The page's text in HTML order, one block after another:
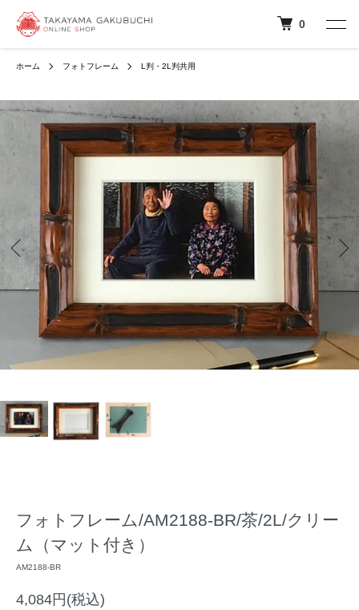
0
ホーム フォトフレーム L判・2L判共用
フォトフレーム/AM2188-BR/茶/2L/クリー
ム（マット付き）
AM2188-BR
4,084円(税込)